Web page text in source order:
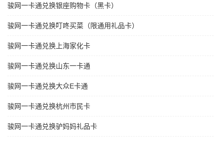
骏网一卡通兑换银座购物卡（黑卡）
骏网一卡通兑换叮咚买菜（限通用礼品卡）
骏网一卡通兑换上海家化卡
骏网一卡通兑换山东一卡通
骏网一卡通兑换大众E卡通
骏网一卡通兑换杭州市民卡
骏网一卡通兑换驴妈妈礼品卡